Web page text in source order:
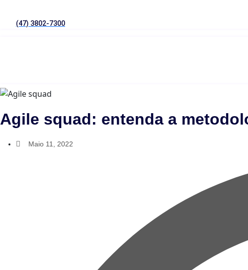
(47) 3802-7300
Agile squad: entenda a
Maio 11, 2022